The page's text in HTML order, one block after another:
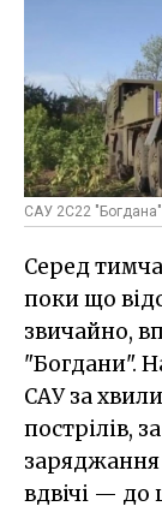
САУ 2С22 "Богдана"
Серед
поки що
звичайно,
"Богдани".
САУ за
пострілів,
заряджання
вдвічі — до